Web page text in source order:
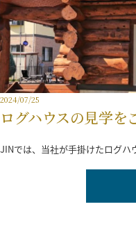
2024/07/25
ログハウスの見学を
JINでは、当社が手掛けたログハ